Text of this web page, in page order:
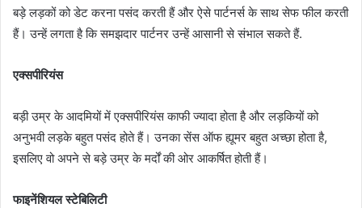
बड़े लड़कों को डेट करना पसंद करती हैं और ऐसे पार्टनर्स के साथ सेफ फील करती
हैं। उन्हें लगता है कि समझदार पार्टनर उन्हें आसानी से संभाल सकते हैं.
एक्सपीरियंस
बड़ी उम्र के आदमियों में एक्सपीरियंस काफी ज्यादा होता है और लड़कियों को
अनुभवी लड़के बहुत पसंद होते हैं। उनका सेंस ऑफ ह्यूमर बहुत अच्छा होता है,
इसलिए वो अपने से बड़े उम्र के मर्दों की ओर आकर्षित होती हैं।
फाइनेंशियल स्टेबिलिटी